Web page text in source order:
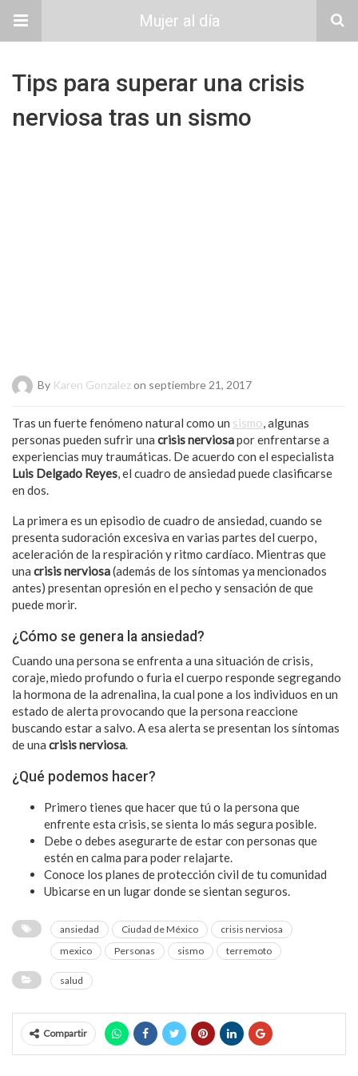
Mujer al día
Tips para superar una crisis
nerviosa tras un sismo
By Karen Gonzalezon septiembre 21, 2017
Tras un fuerte fenómeno natural como un sismo, algunas
personas pueden sufrir una crisis nerviosapor enfrentarse a
experiencias muy traumáticas. De acuerdo con el especialista
Luis Delgado Reyes, el cuadro de ansiedad puede clasificarse
en dos.
La primera es un episodio de cuadro de ansiedad, cuando se
presenta sudoración excesiva en varias partes del cuerpo,
aceleración de la respiración y ritmo cardíaco. Mientras que
una crisis nerviosa(además de los síntomas ya mencionados
antes) presentan opresión en el pecho y sensación de que
puede morir.
¿Cómo se genera la ansiedad?
Cuando una persona se enfrenta a una situación de crisis,
coraje, miedo profundo o furia el cuerpo responde segregando
la hormona de la adrenalina, la cual pone a los individuos en un
estado de alerta provocando que la persona reaccione
buscando estar a salvo. A esa alerta se presentan los síntomas
de una crisis nerviosa.
¿Qué podemos hacer?
Primero tienes que hacer que tú o la persona que
enfrente esta crisis, se sienta lo más segura posible.
Debe o debes asegurarte de estar con personas que
estén en calma para poder relajarte.
Conoce los planes de protección civil de tu comunidad
Ubicarse en un lugar donde se sientan seguros.
ansiedad Ciudad de México
crisis nerviosa
mexico
Personas sismo terremoto
salud
Compartir